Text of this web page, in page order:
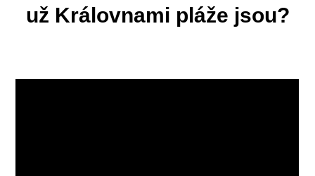
už Královnami pláže jsou?